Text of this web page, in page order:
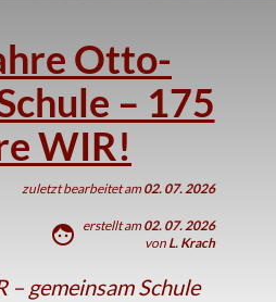
Otto-
– 175
WIR!
zuletzt bearbeitet am02. 07. 2026
face erstellt am02. 07. 2026
von L. Krach
– gemeinsam Schule